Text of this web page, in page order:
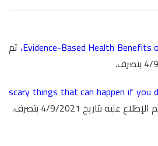
Evidence-Based Health Benefits، تم
scary things that can happen if you
الإطلاع عليه بتاريخ 4/9/2021 بتصرف.